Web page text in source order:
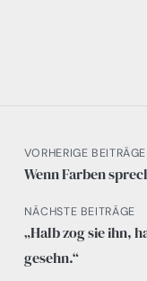
VORHERIGE BEITRÄGE
Wenn Farben
NÄCHSTE BEITRÄGE
„Halb zog sie ihn,
gesehn.“